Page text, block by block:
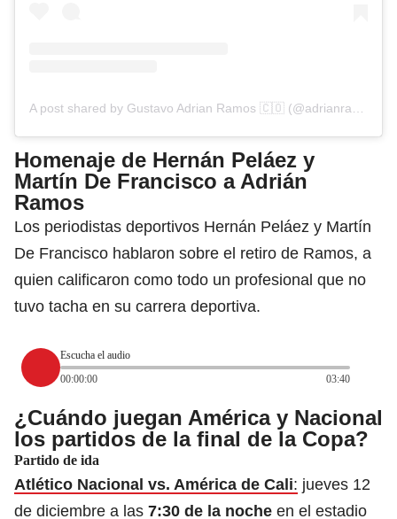
Homenaje de Hernán Peláez y
Martín De Francisco a Adrián
Ramos
Los periodistas deportivos Hernán Peláez y Martín
De Francisco hablaron sobre el retiro de Ramos, a
quien calificaron como todo un profesional que no
tuvo tacha en su carrera deportiva.
Escucha el audio
00:00:00
03:40
¿Cuándo juegan América y Nacional
los partidos de la final de la Copa?
Partido de ida
Atlético Nacional vs. América de Cali: jueves 12
de diciembre a las 7:30 de la noche en el estadio